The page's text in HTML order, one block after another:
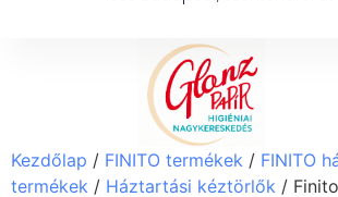
Kezdőlap / FINITO termékek / FINITO
termékek / Háztartási kéztörlők /